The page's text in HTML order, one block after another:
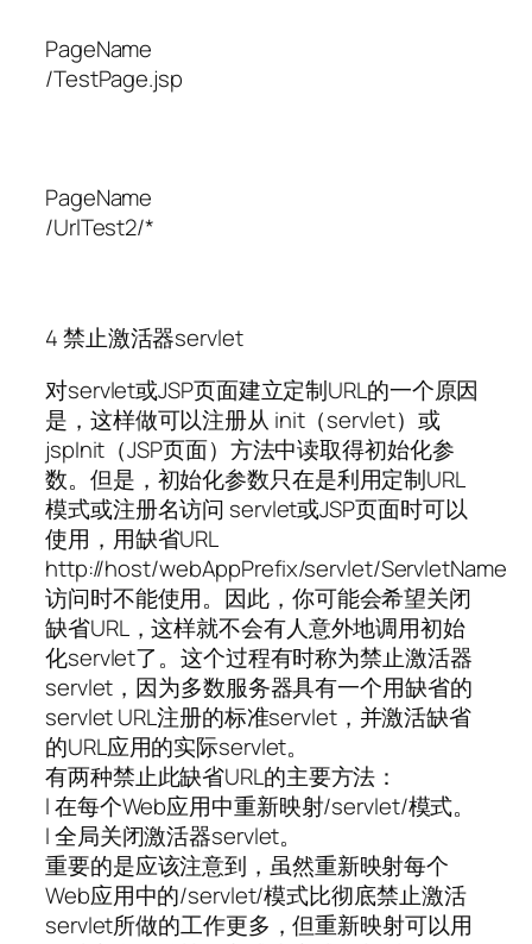
PageName
/TestPage.jsp
PageName
/UrlTest2/*
4 禁止激活器servlet
对servlet或JSP页面建立定制URL的一个原因
是，这样做可以注册从 init（servlet）或
jspInit（JSP页面）方法中读取得初始化参
数。但是，初始化参数只在是利用定制URL
模式或注册名访问 servlet或JSP页面时可以
使用，用缺省URL
http://host/webAppPrefix/servlet/ServletName
访问时不能使用。因此，你可能会希望关闭
缺省URL，这样就不会有人意外地调用初始
化servlet了。这个过程有时称为禁止激活器
servlet，因为多数服务器具有一个用缺省的
servlet URL注册的标准servlet，并激活缺省
的URL应用的实际servlet。
有两种禁止此缺省URL的主要方法：
l 在每个Web应用中重新映射/servlet/模式。
l 全局关闭激活器servlet。
重要的是应该注意到，虽然重新映射每个
Web应用中的/servlet/模式比彻底禁止激活
servlet所做的工作更多，但重新映射可以用